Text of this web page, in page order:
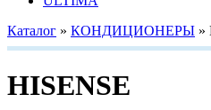
Каталог » КОНДИЦИОНЕРЫ »
HISENSE